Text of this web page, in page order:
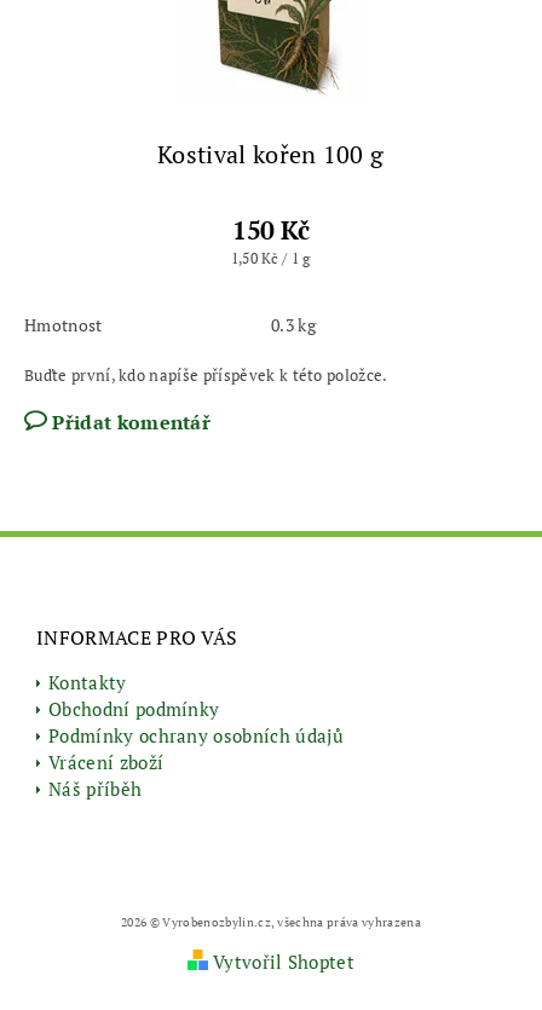
Kostival kořen 100 g
150 Kč
1,50 Kč / 1 g
Hmotnost 0.3 kg
Buďte první, kdo napíše příspěvek k této položce.
Přidat komentář
INFORMACE PRO VÁS
Kontakty
Obchodní podmínky
Podmínky ochrany osobních údajů
Vrácení zboží
Náš příběh
2026 © Vyrobenozbylin.cz, všechna práva vyhrazena
Vytvořil Shoptet